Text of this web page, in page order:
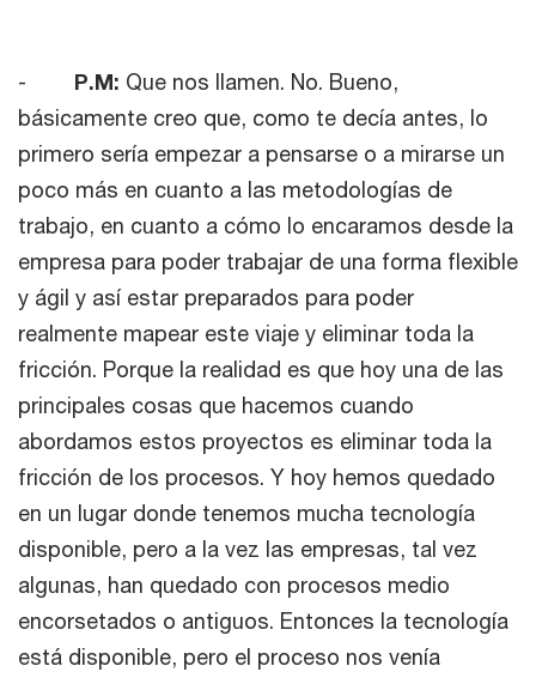
- P.M: Que nos llamen. No. Bueno,
básicamente creo que, como te decía antes, lo
primero sería empezar a pensarse o a mirarse un
poco más en cuanto a las metodologías de
trabajo, en cuanto a cómo lo encaramos desde la
empresa para poder trabajar de una forma flexible
y ágil y así estar preparados para poder
realmente mapear este viaje y eliminar toda la
fricción. Porque la realidad es que hoy una de las
principales cosas que hacemos cuando
abordamos estos proyectos es eliminar toda la
fricción de los procesos. Y hoy hemos quedado
en un lugar donde tenemos mucha tecnología
disponible, pero a la vez las empresas, tal vez
algunas, han quedado con procesos medio
encorsetados o antiguos. Entonces la tecnología
está disponible, pero el proceso nos venía